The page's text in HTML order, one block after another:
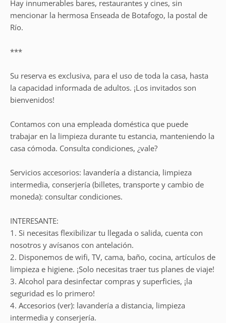
Hay innumerables bares, restaurantes y cines, sin
mencionar la hermosa Enseada de Botafogo, la postal de
Río.
***
Su reserva es exclusiva, para el uso de toda la casa, hasta
la capacidad informada de adultos. ¡Los invitados son
bienvenidos!
Contamos con una empleada doméstica que puede
trabajar en la limpieza durante tu estancia, manteniendo la
casa cómoda. Consulta condiciones, ¿vale?
Servicios accesorios: lavandería a distancia, limpieza
intermedia, conserjería (billetes, transporte y cambio de
moneda): consultar condiciones.
INTERESANTE:
1. Si necesitas flexibilizar tu llegada o salida, cuenta con
nosotros y avísanos con antelación.
2. Disponemos de wifi, TV, cama, baño, cocina, artículos de
limpieza e higiene. ¡Solo necesitas traer tus planes de viaje!
3. Alcohol para desinfectar compras y superficies, ¡la
seguridad es lo primero!
4. Accesorios (ver): lavandería a distancia, limpieza
intermedia y conserjería.